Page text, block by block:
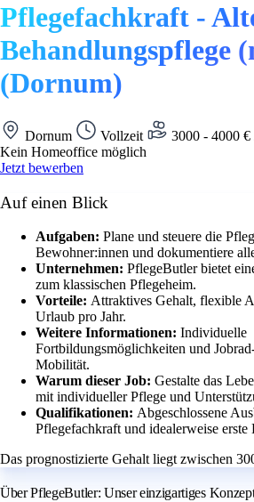
Pflegefachkraft -
Behandlungspflege
(Dornum)
Dornum Vollzeit
3000 - 4000 €
Kein Homeoffice möglich
Jetzt bewerben
Auf einen Blick
Aufgaben: Plane und steuere die
Bewohner:innen und dokumentiere
Unternehmen: PflegeButler bietet
zum klassischen Pflegeheim.
Vorteile: Attraktives Gehalt, flexible
Urlaub pro Jahr.
Weitere Informationen: Individuelle
Fortbildungsmöglichkeiten und
Mobilität.
Warum dieser Job: Gestalte das
mit individueller Pflege und
Qualifikationen: Abgeschlossene
Pflegefachkraft und idealerweise erste
Das prognostizierte Gehalt liegt zwischen
Über PflegeButler: Unser einzigartiges